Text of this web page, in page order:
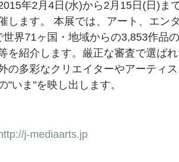
年2月4日(水)から2月15日(日)ま
します。 本展では、アート、エン
界71ヶ国・地域からの3,853作品
を紹介します。厳正な審査で選ば
の多彩なクリエイターやアーティ
"いま"を映し出します。
j-mediaarts.jp